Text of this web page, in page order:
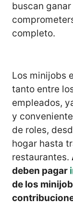
buscan
completo.
Los minijobs
tanto entre
empleados,
y
de roles,
hogar hasta
restaurantes.
deben pagar
de los